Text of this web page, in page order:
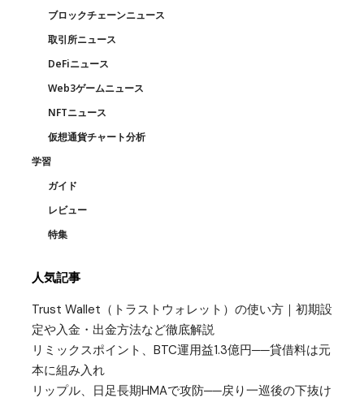
ブロックチェーンニュース
取引所ニュース
DeFiニュース
Web3ゲームニュース
NFTニュース
仮想通貨チャート分析
学習
ガイド
レビュー
特集
人気記事
Trust Wallet（トラストウォレット）の使い方｜初期設
定や入金・出金方法など徹底解説
リミックスポイント、BTC運用益1.3億円──貸借料は元
本に組み入れ
リップル、日足長期HMAで攻防──戻り一巡後の下抜け